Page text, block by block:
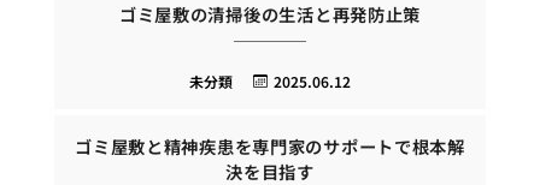
ゴミ屋敷の清掃後の生活と再発防止策
2025.06.12
未分類
ゴミ屋敷と精神疾患を専門家のサポートで根本解
決を目指す